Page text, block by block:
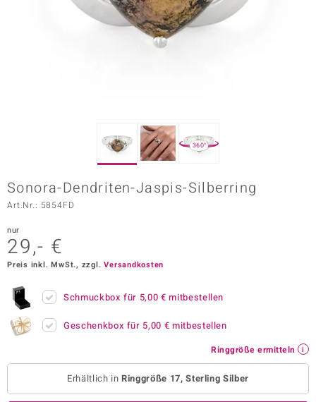
360°
Sonora-Dendriten-Jaspis-Silberring
Art.Nr.: 5854FD
nur
29,- €
Preis inkl. MwSt., zzgl.Versandkosten
Schmuckbox für 5,00 € mitbestellen
Geschenkbox für 5,00 € mitbestellen
Ringgröße ermitteln
Erhältlich inRinggröße 17, Sterling Silber